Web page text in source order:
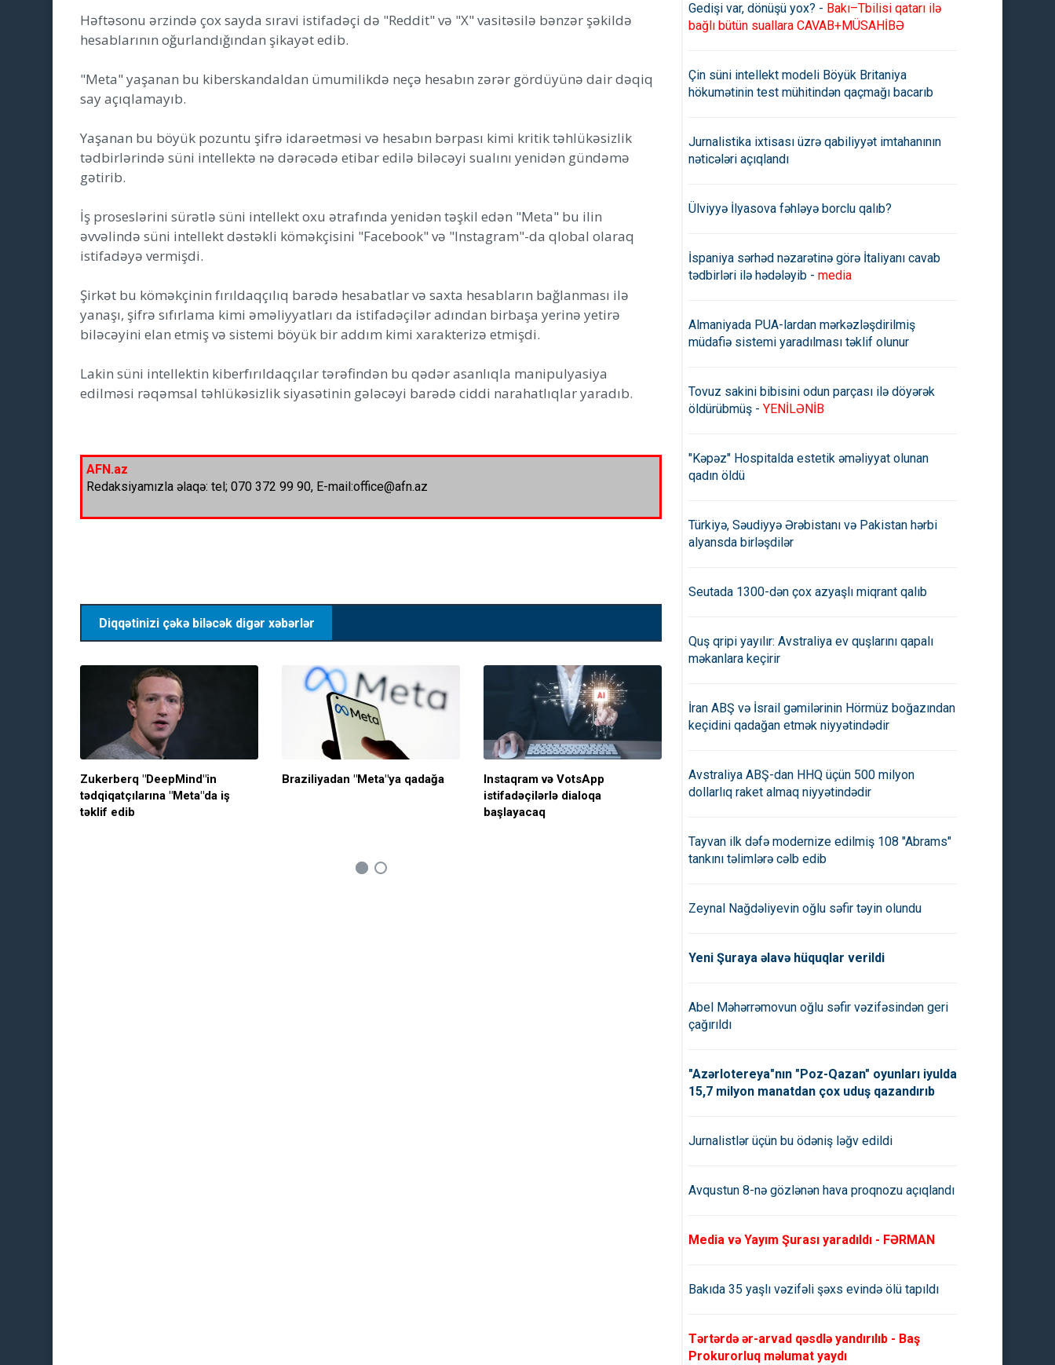
Həftəsonu ərzində çox sayda sıravi istifadəçi də "Reddit" və "X" vasitəsilə bənzər şəkildə
hesablarının oğurlandığından şikayət edib.
"Meta" yaşanan bu kiberskandaldan ümumilikdə neçə hesabın zərər gördüyünə dair dəqiq
say açıqlamayıb.
Yaşanan bu böyük pozuntu şifrə idarəetməsi və hesabın bərpası kimi kritik təhlükəsizlik
tədbirlərində süni intellektə nə dərəcədə etibar edilə biləcəyi sualını yenidən gündəmə
gətirib.
İş proseslərini sürətlə süni intellekt oxu ətrafında yenidən təşkil edən "Meta" bu ilin
əvvəlində süni intellekt dəstəkli köməkçisini "Facebook" və "Instagram"-da qlobal olaraq
istifadəyə vermişdi.
Şirkət bu köməkçinin fırıldaqçılıq barədə hesabatlar və saxta hesabların bağlanması ilə
yanaşı, şifrə sıfırlama kimi əməliyyatları da istifadəçilər adından birbaşa yerinə yetirə
biləcəyini elan etmiş və sistemi böyük bir addım kimi xarakterizə etmişdi.
Lakin süni intellektin kiberfırıldaqçılar tərəfindən bu qədər asanlıqla manipulyasiya
edilməsi rəqəmsal təhlükəsizlik siyasətinin gələcəyi barədə ciddi narahatlıqlar yaradıb.
AFN.az
Redaksiyamızla əlaqə: tel; 070 372 99 90, E-mail:office@afn.az
Diqqətinizi çəkə biləcək digər xəbərlər
Zukerberq "DeepMind"in
tədqiqatçılarına "Meta"da iş
təklif edib
Braziliyadan "Meta"ya qadağa
Instaqram və VotsApp
istifadəçilərlə dialoqa
başlayacaq
Meta virtual reallıq abunə
xidmətini istifadəyə verib
Meta, süni intellektlə təsir
Gedişi var, dönüşü yox? - Bakı–Tbilisi qatarı ilə
bağlı bütün suallara CAVAB+MÜSAHİBƏ
Çin süni intellekt modeli Böyük Britaniya
hökumətinin test mühitindən qaçmağı bacarıb
Jurnalistika ixtisası üzrə qabiliyyət imtahanının
nəticələri açıqlandı
Ülviyyə İlyasova fəhləyə borclu qalıb?
İspaniya sərhəd nəzarətinə görə İtaliyanı cavab
tədbirləri ilə hədələyib - media
Almaniyada PUA-lardan mərkəzləşdirilmiş
müdafiə sistemi yaradılması təklif olunur
Tovuz sakini bibisini odun parçası ilə döyərək
öldürübmüş - YENİLƏNİB
"Kəpəz" Hospitalda estetik əməliyyat olunan
qadın öldü
Türkiyə, Səudiyyə Ərəbistanı və Pakistan hərbi
alyansda birləşdilər
Seutada 1300-dən çox azyaşlı miqrant qalıb
Quş qripi yayılır: Avstraliya ev quşlarını qapalı
məkanlara keçirir
İran ABŞ və İsrail gəmilərinin Hörmüz boğazından
keçidini qadağan etmək niyyətindədir
Avstraliya ABŞ-dan HHQ üçün 500 milyon
dollarlıq raket almaq niyyətindədir
Tayvan ilk dəfə modernize edilmiş 108 "Abrams"
tankını təlimlərə cəlb edib
Zeynal Nağdəliyevin oğlu səfir təyin olundu
Yeni Şuraya əlavə hüquqlar verildi
Abel Məhərrəmovun oğlu səfir vəzifəsindən geri
çağırıldı
"Azərlotereya"nın "Poz-Qazan" oyunları iyulda
15,7 milyon manatdan çox uduş qazandırıb
Jurnalistlər üçün bu ödəniş ləğv edildi
Avqustun 8-nə gözlənən hava proqnozu açıqlandı
Media və Yayım Şurası yaradıldı - FƏRMAN
Bakıda 35 yaşlı vəzifəli şəxs evində ölü tapıldı
Tərtərdə ər-arvad qəsdlə yandırılıb - Baş
Prokurorluq məlumat yaydı